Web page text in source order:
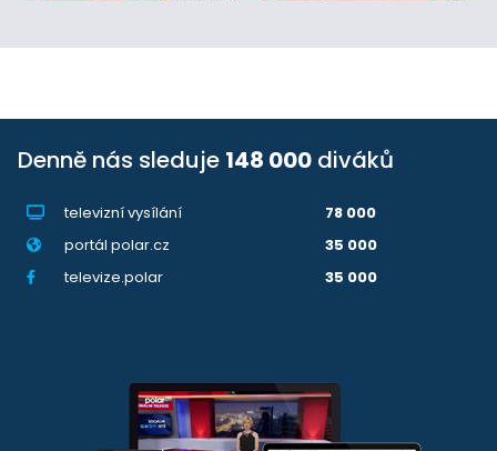
Denně nás sleduje 148 000 diváků
televizní vysílání
78 000
portál polar.cz
35 000
televize.polar
35 000